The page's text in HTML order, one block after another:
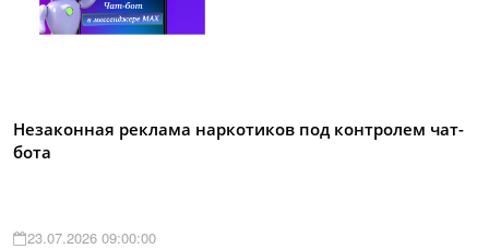
Незаконная реклама наркотиков под контролем чат-
бота
23.07.2026 09:00:00